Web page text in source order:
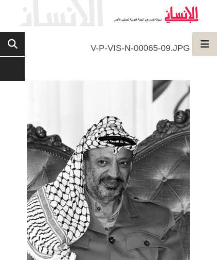
V-P-VIS-N-00065-09.JPG